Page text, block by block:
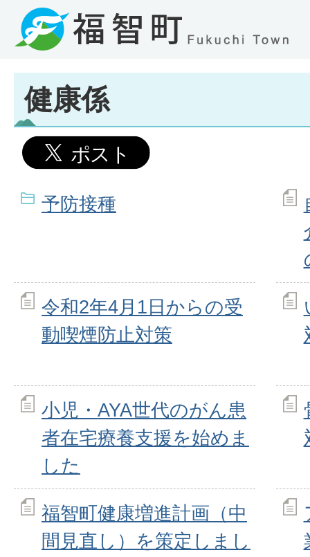
健康係
予防接種
令和2年4月1日からの受
動喫煙防止対策
小児・AYA世代のがん患
者在宅療養支援を始めま
した
福智町健康増進計画（中
間見直し）を策定しまし